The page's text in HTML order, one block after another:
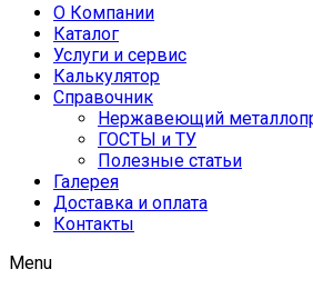
О Компании
Каталог
Услуги и сервис
Калькулятор
Справочник
Нержавеющий
ГОСТЫ и ТУ
Полезные статьи
Галерея
Доставка и оплата
Контакты
Menu